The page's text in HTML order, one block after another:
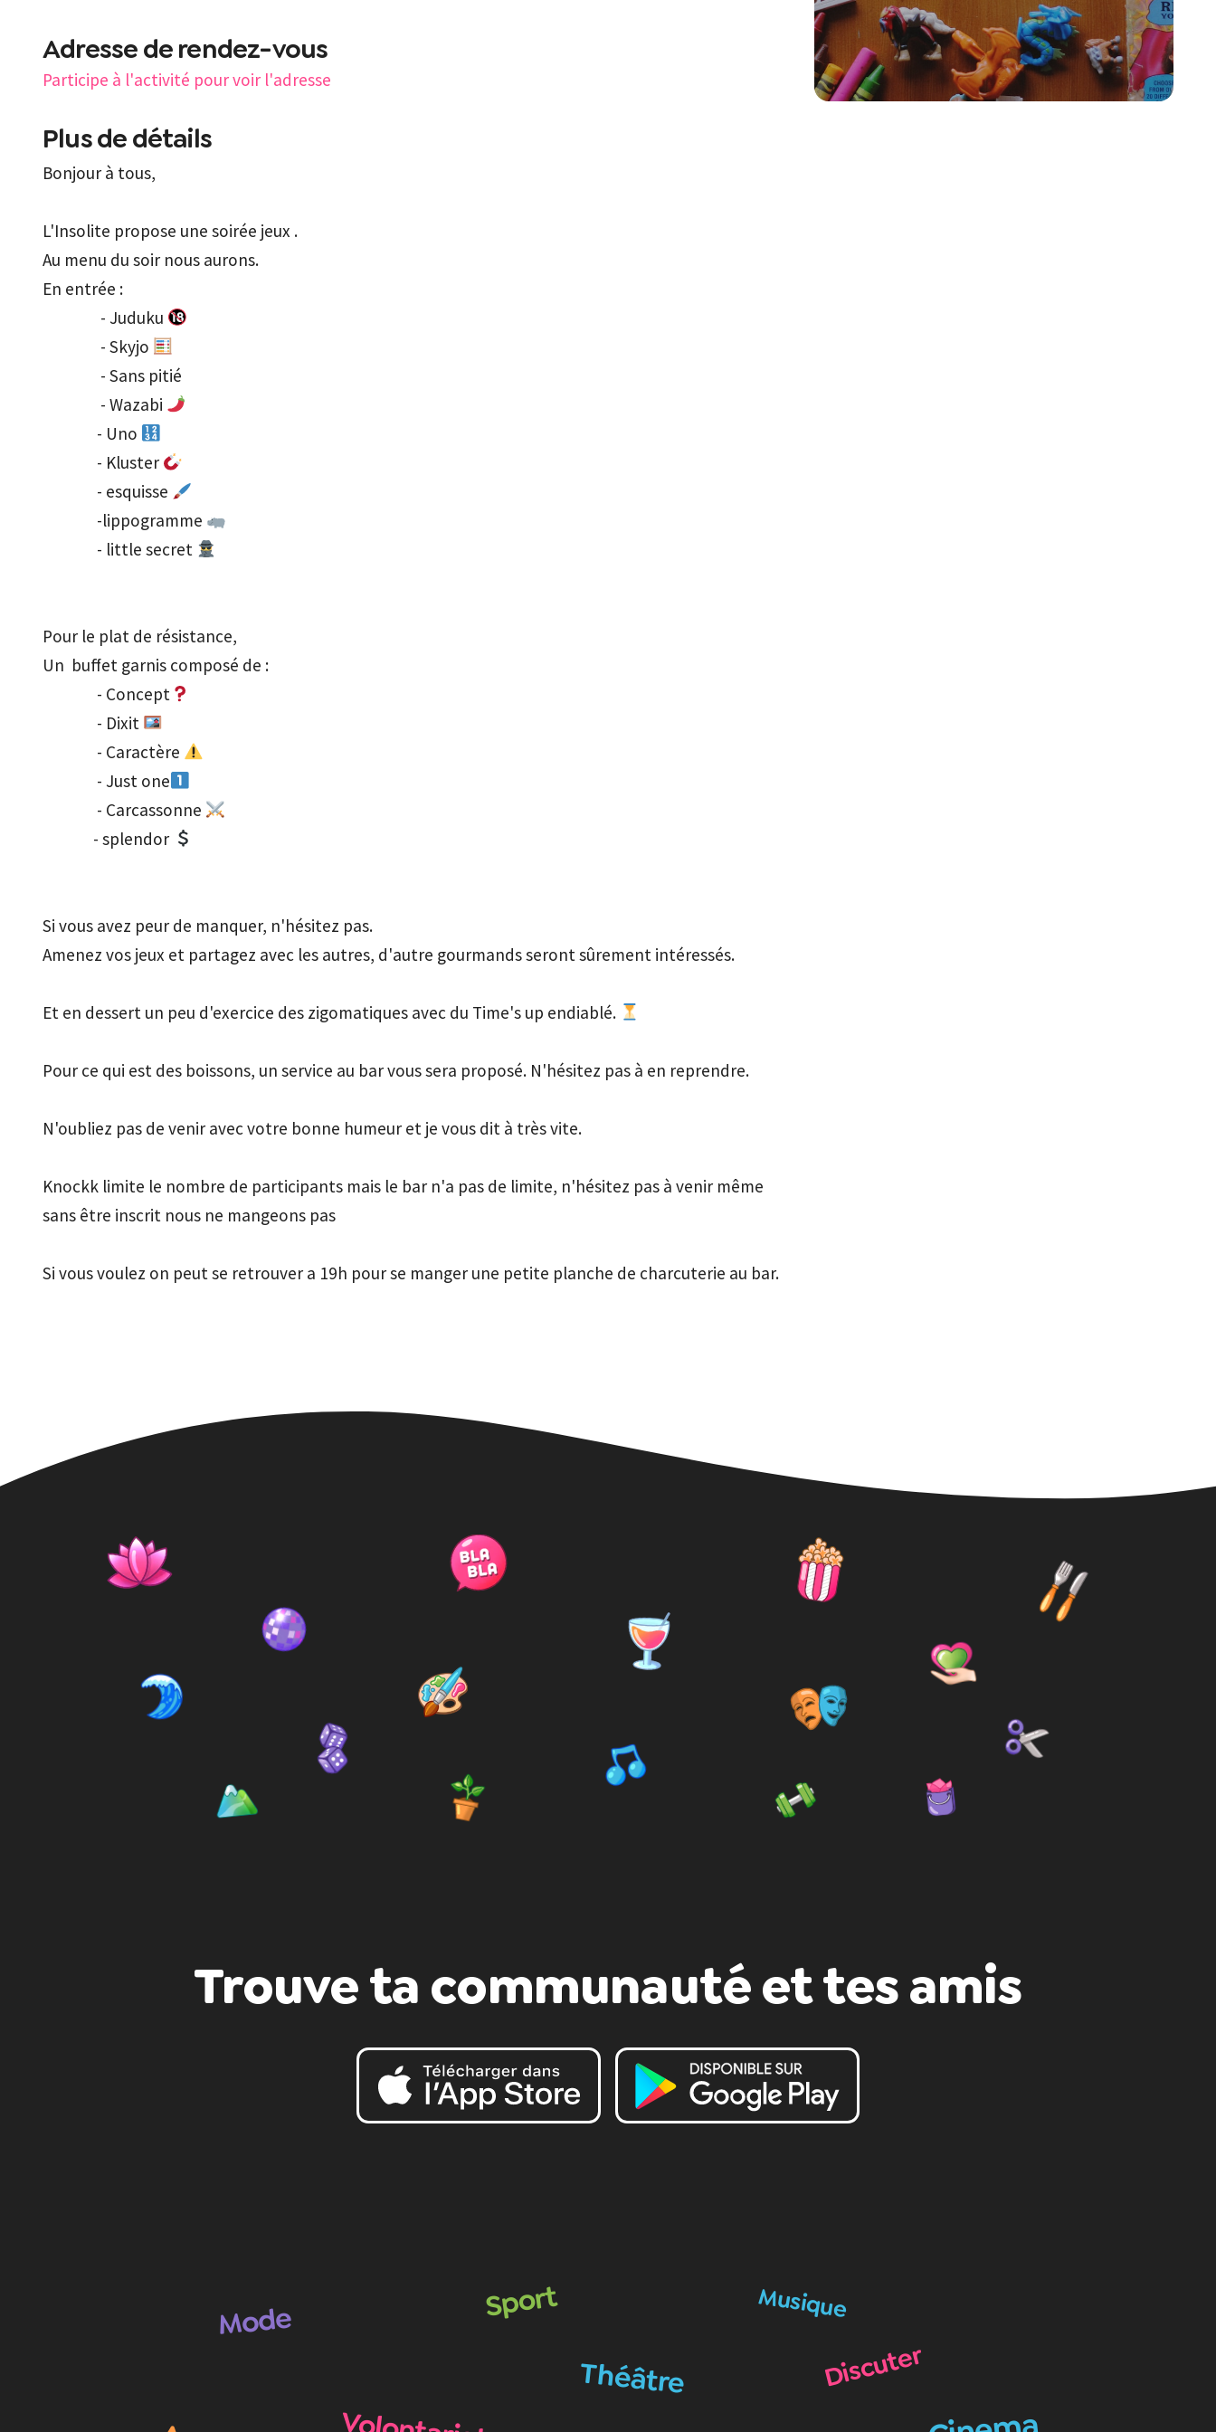
Adresse de rendez-vous
Participe à l'activité pour voir l'adresse
Plus de détails
Bonjour à tous,
L'Insolite propose une soirée jeux .
Au menu du soir nous aurons.
En entrée :
                - Juduku
                - Skyjo
                - Wazabi
               - Uno
               - Kluster
               - esquisse
               -lippogramme
               - little secret
Pour le plat de résistance,
Un  buffet garnis composé de :
               - Concept
               - Dixit
               - Caractère
               - Just one
               - Carcassonne
              - splendor
Si vous avez peur de manquer, n'hésitez pas.
Amenez vos jeux et partagez avec les autres, d'autre gourmands seront sûrement intéressés.
Et en dessert un peu d'exercice des zigomatiques avec du Time's up endiablé.
Pour ce qui est des boissons, un service au bar vous sera proposé. N'hésitez pas à en reprendre.
N'oubliez pas de venir avec votre bonne humeur et je vous dit à très vite.
Knockk limite le nombre de participants mais le bar n'a pas de limite, n'hésitez pas à venir même
sans être inscrit nous ne mangeons pas
Si vous voulez on peut se retrouver a 19h pour se manger une petite planche de charcuterie au bar.
Trouve ta communauté et tes amis
Sport Musique
Discuter
Mode
Théâtre